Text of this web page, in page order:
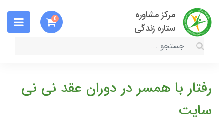
مرکز مشاوره
ستاره زندگی
0
رفتار با همسر در دوران عقد نی نی
سایت